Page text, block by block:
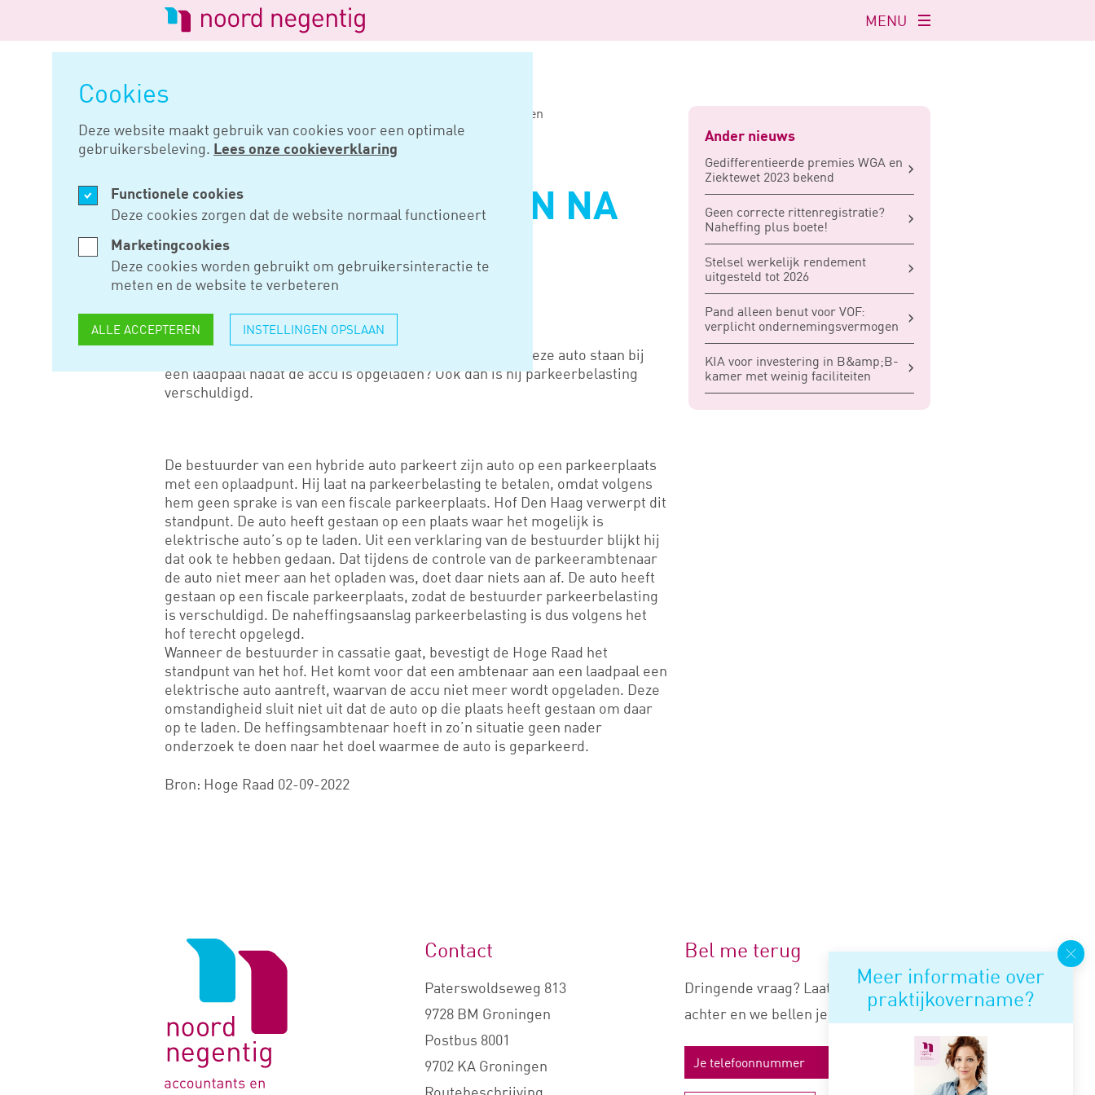
Cookies
Deze website maakt gebruik van cookies voor een optimale
gebruikersbeleving. Lees onze cookieverklaring
Functionele cookies
Deze cookies zorgen dat de website normaal functioneert
Marketingcookies
Deze cookies worden gebruikt om gebruikersinteractie te
meten en de website te verbeteren
ALLE ACCEPTEREN INSTELLINGEN OPSLAAN
Logo
van
Noord
Negentig
Navigatie
openen
MENU
Bij laadpaal staan na opladen accu is parkeren
SEP 08, 2022
BIJ LAADPAAL STAAN NA
OPLADEN ACCU IS
PARKEREN
Laat de bestuurder van een hybride of elektrische auto deze auto staan bij
een laadpaal nadat de accu is opgeladen? Ook dan is hij parkeerbelasting
verschuldigd.
De bestuurder van een hybride auto parkeert zijn auto op een parkeerplaats
met een oplaadpunt. Hij laat na parkeerbelasting te betalen, omdat volgens
hem geen sprake is van een fiscale parkeerplaats. Hof Den Haag verwerpt dit
standpunt. De auto heeft gestaan op een plaats waar het mogelijk is
elektrische auto’s op te laden. Uit een verklaring van de bestuurder blijkt hij
dat ook te hebben gedaan. Dat tijdens de controle van de parkeerambtenaar
de auto niet meer aan het opladen was, doet daar niets aan af. De auto heeft
gestaan op een fiscale parkeerplaats, zodat de bestuurder parkeerbelasting
is verschuldigd. De naheffingsaanslag parkeerbelasting is dus volgens het
hof terecht opgelegd.
Wanneer de bestuurder in cassatie gaat, bevestigt de Hoge Raad het
standpunt van het hof. Het komt voor dat een ambtenaar aan een laadpaal een
elektrische auto aantreft, waarvan de accu niet meer wordt opgeladen. Deze
omstandigheid sluit niet uit dat de auto op die plaats heeft gestaan om daar
op te laden. De heffingsambtenaar hoeft in zo’n situatie geen nader
onderzoek te doen naar het doel waarmee de auto is geparkeerd.
Bron: Hoge Raad 02-09-2022
Ander nieuws
Gedifferentieerde premies WGA en
Ziektewet 2023 bekend
Geen correcte rittenregistratie?
Naheffing plus boete!
Stelsel werkelijk rendement
uitgesteld tot 2026
Pand alleen benut voor VOF:
verplicht ondernemingsvermogen
KIA voor investering in B&amp;B-
kamer met weinig faciliteiten
Meer informatie over
praktijkovername?
Logo
Contact
Paterswoldseweg 813
9728 BM Groningen
Postbus 8001
9702 KA Groningen
Bel me terug
Dringende vraag? Laat je nummer
achter en we bellen je snel terug.